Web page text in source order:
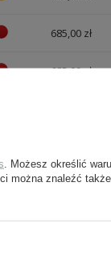
685,00 zł
685,00 zł
. Możesz określić
można znaleźć